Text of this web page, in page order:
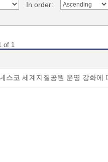
In order:
of 1
스코 세계지질공원 운영 강화에